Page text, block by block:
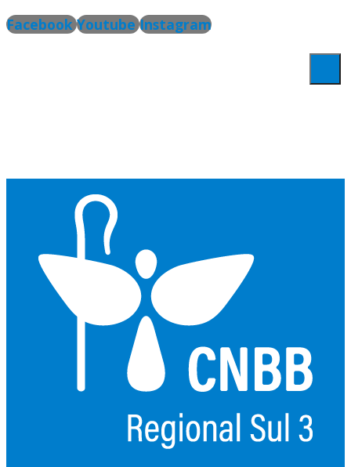
Facebook Youtube Instagram